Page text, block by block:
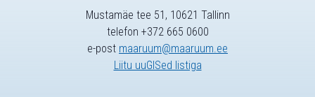
Mustamäe tee 51, 10621 Tallinn
telefon +372 665 0600
e-post maaruum@maaruum.ee
Liitu uuGISed listiga